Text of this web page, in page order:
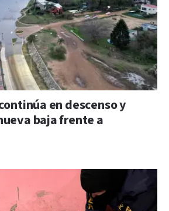
en descenso y
baja frente a